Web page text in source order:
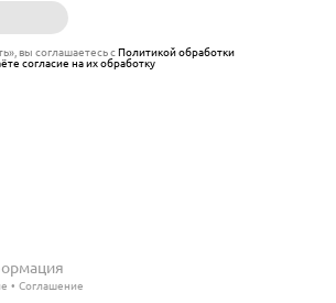
вы соглашаетесь сПолитикой обработки
согласие на их обработку
Соглашение